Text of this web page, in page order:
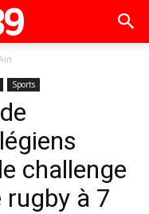
Sports
challenge
à 7